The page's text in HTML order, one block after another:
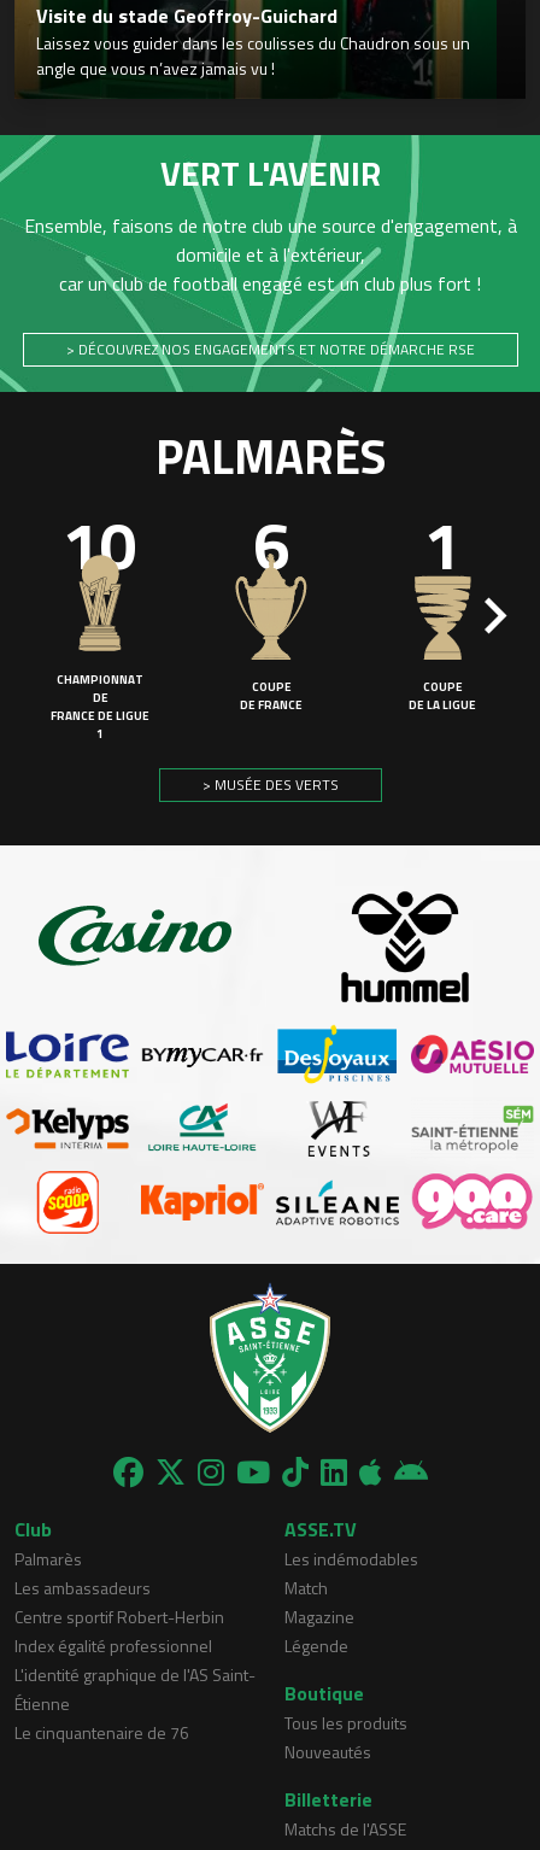
Visite du stade Geoffroy-Guichard
Laissez vous guider dans les coulisses du Chaudron sous un
angle que vous n’avez jamais vu !
VERT L'AVENIR
Ensemble, faisons de notre club une source d'engagement, à
domicile et à l'extérieur,
car un club de football engagé est un club plus fort !
> DÉCOUVREZ NOS ENGAGEMENTS ET NOTRE DÉMARCHE RSE
PALMARÈS
10
CHAMPIONNAT
DE
FRANCE DE LIGUE
1
6
COUPE
DE FRANCE
1
COUPE
DE LA LIGUE
> MUSÉE DES VERTS
Club
Palmarès
Les ambassadeurs
Centre sportif Robert-Herbin
Index égalité professionnel
L'identité graphique de l'AS Saint-
Étienne
Le cinquantenaire de 76
ASSE.TV
Les indémodables
Match
Magazine
Légende
Boutique
Tous les produits
Nouveautés
Billetterie
Matchs de l'ASSE